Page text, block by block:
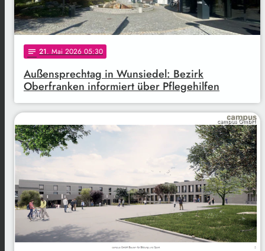
notes 21. Mai 2026 05:30
Außensprechtag in Wunsiedel: Bezirk
Oberfranken informiert über Pflegehilfen
campus GmbH